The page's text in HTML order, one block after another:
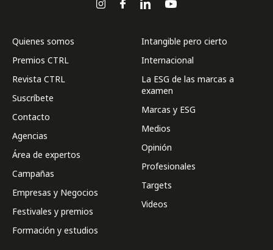
Quienes somos
Premios CTRL
Revista CTRL
Suscríbete
Contacto
Agencias
Área de expertos
Campañas
Empresas y Negocios
Festivales y premios
Formación y estudios
Intangible pero cierto
Internacional
La ESG de las marcas a
examen
Marcas y ESG
Medios
Opinión
Profesionales
Targets
Videos